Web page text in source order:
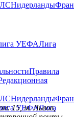
Нидерланды
УЕФАЛига
Правила
Нидерланды
УЕФАЛига
15, м. Львов,